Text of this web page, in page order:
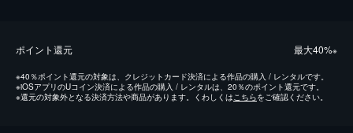
ポイント還元 最⼤40%※
※40％ポイント還元の対象は、クレジットカード決済による作品の購入 / レンタルです。
※iOSアプリのUコイン決済による作品の購入 / レンタルは、20％のポイント還元です。
※還元の対象外となる決済方法や商品があります。くわしくはこちらをご確認ください。